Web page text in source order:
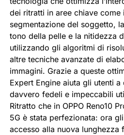
dei ritratti in aree chiave
segmentazione del soggetto,
tono della pelle e la nitidezza
utilizzando gli algoritmi di
altre tecniche avanzate di
immagini. Grazie a queste
Expert Engine aiuta gli utenti
davvero fedeli e impeccabili
Ritratto che in OPPO Reno10
5G è stata perfezionata: ora
accesso alla nuova lunghezza